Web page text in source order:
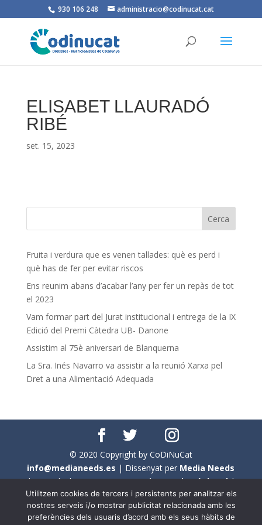
930 106 248 administracio@codinucat.cat
ELISABET LLAURADÓ
RIBÉ
set. 15, 2023
Fruita i verdura que es venen tallades: què es perd i
què has de fer per evitar riscos
Ens reunim abans d’acabar l’any per fer un repàs de tot
el 2023
Vam formar part del Jurat institucional i entrega de la IX
Edició del Premi Càtedra UB- Danone
Assistim al 75è aniversari de Blanquerna
La Sra. Inés Navarro va assistir a la reunió Xarxa pel
Dret a una Alimentació Adequada
© 2020 Copyright by CoDiNuCat
info@medianeeds.es | Dissenyat per Media Needs
| Tots els drets reservats aCoDiNuCat |Avís legal|
Avís per cookies
En aquest web s'ha tingut en compte l'ús no sexista del
Utilitzem cookies de tercers i persistents per analitzar els
nostres serveis i/o mostrar publicitat relacionada amb les
preferències dels usuaris d’acord amb els seus hàbits de